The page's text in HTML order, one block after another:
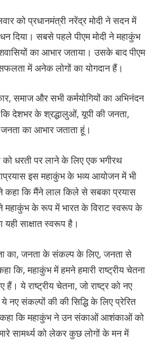
को प्रधानमंत्री नरेंद्र मोदी ने सदन में
दिया। सबसे पहले पीएम मोदी ने महाकुंभ
का आभार जताया। उसके बाद पीएम
में अनेक लोगों का योगदान हैं।
समाज और सभी कर्मयोगियों का अभिनंदन
देशभर के श्रद्धालुओं, यूपी की जनता,
का आभार जताता हूं।
को धरती पर लाने के लिए एक भगीरथ
इस महाकुंभ के भव्य आयोजन में भी
कहा कि मैंने लाल किले से सबका प्रयास
ने महाकुंभ के रूप में भारत के विराट स्वरूप के
साक्षात स्वरूप है।
का, जनता के संकल्प के लिए, जनता से
कि, महाकुंभ में हमने हमारी राष्ट्रीय चेतना
हैं। ये राष्ट्रीय चेतना, जो राष्ट्र को नए
संकल्पों की की सिद्धि के लिए प्रेरित
कहा कि महाकुंभ ने उन संकाओं आशंकाओं को
सामर्थ्य को लेकर कुछ लोगों के मन में